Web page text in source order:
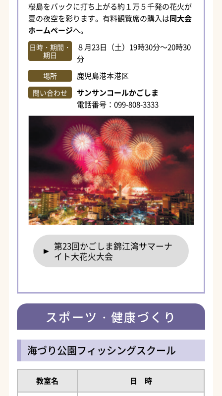
桜島をバックに打ち上がる約１万５千発の花火が
夏の夜空を彩ります。有料観覧席の購入は同大会
ホームページへ。
日時・期間・
期日
８月23日（土）19時30分～20時30
分
場所 鹿児島港本港区
問い合わせ
サンサンコールかごしま
電話番号：099-808-3333
第23回かごしま錦江湾サマーナ
イト大花火大会
スポーツ・健康づくり
海づり公園フィッシングスクール
教室名 日 時